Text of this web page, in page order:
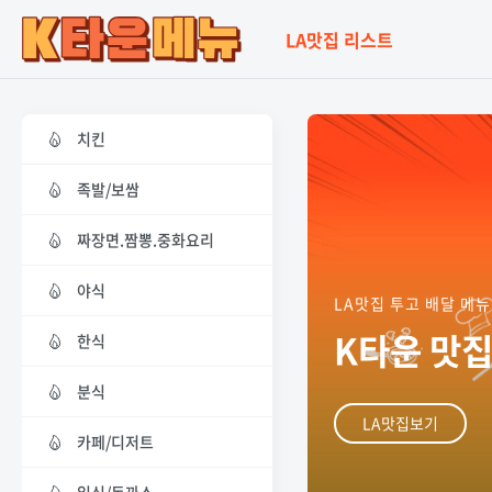
LA맛집 리스트
치킨
족발/보쌈
짜장면.짬뽕.중화요리
야식
한식
분식
카페/디저트
LA맛집 투고 배달 메뉴
K타운 맛
LA맛집보기